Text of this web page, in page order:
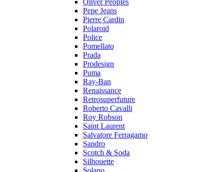
Oliver Peoples
Pepe Jeans
Pierre Cardin
Polaroid
Police
Pomellato
Prada
Prodesign
Puma
Ray-Ban
Renaissance
Retrosuperfuture
Roberto Cavalli
Roy Robson
Saint Laurent
Salvatore Ferragamo
Sandro
Scotch & Soda
Silhouette
Solano